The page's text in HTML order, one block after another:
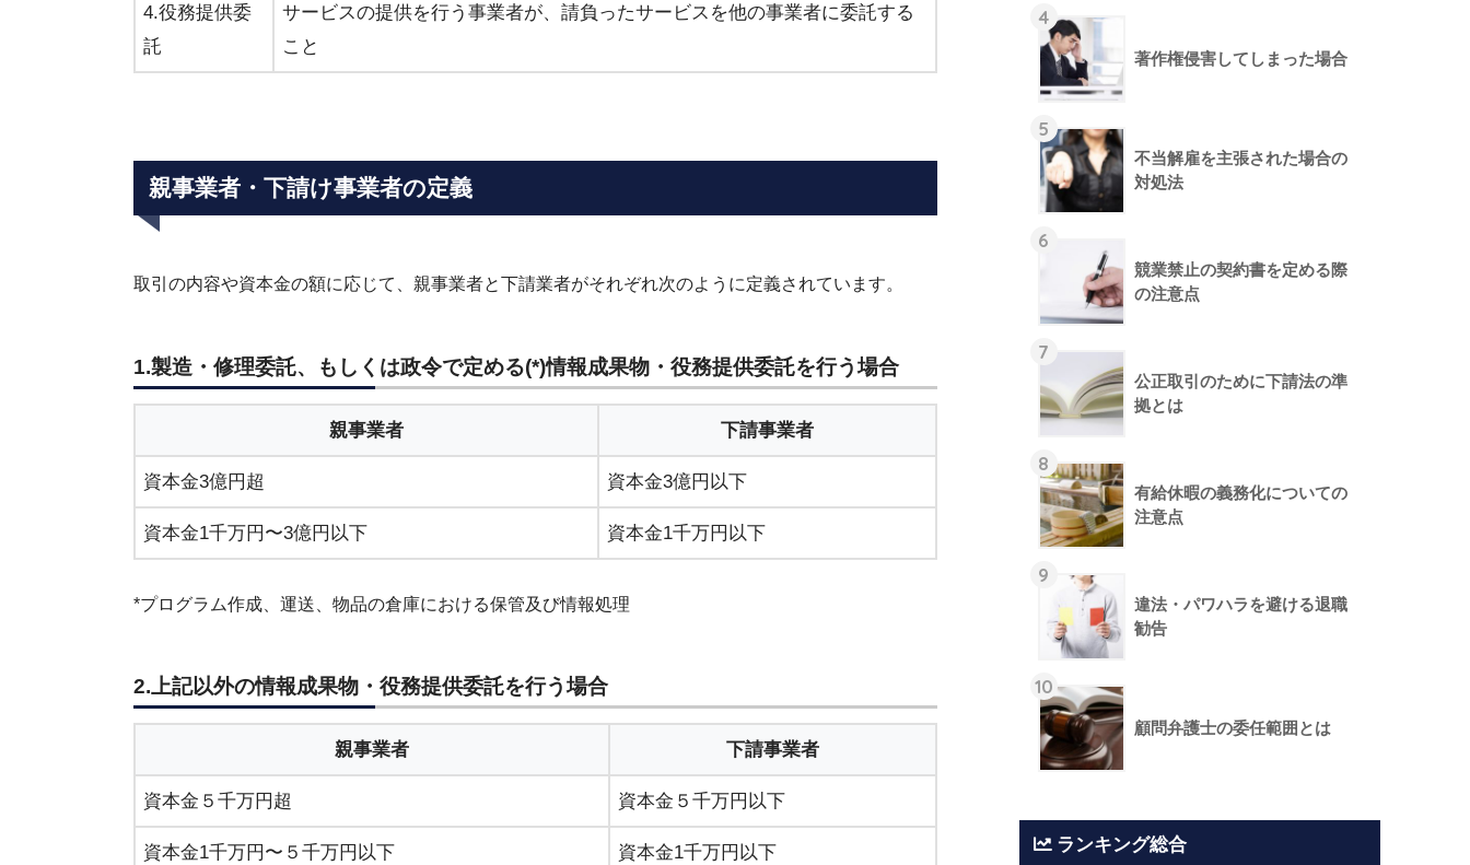
4.役務提供委
託
サービスの提供を行う事業者が、請負ったサービスを他の事業者に委託する
こと
親事業者・下請け事業者の定義
取引の内容や資本金の額に応じて、親事業者と下請業者がそれぞれ次のように定義されています。
1.製造・修理委託、もしくは政令で定める(*)情報成果物・役務提供委託を行う場合
親事業者 下請事業者
資本金3億円超 資本金3億円以下
資本金1千万円〜3億円以下 資本金1千万円以下
*プログラム作成、運送、物品の倉庫における保管及び情報処理
2.上記以外の情報成果物・役務提供委託を行う場合
親事業者 下請事業者
資本金５千万円超 資本金５千万円以下
資本金1千万円〜５千万円以下 資本金1千万円以下
4
著作権侵害してしまった場合
5
不当解雇を主張された場合の
対処法
6
競業禁止の契約書を定める際
の注意点
7
公正取引のために下請法の準
拠とは
8
有給休暇の義務化についての
注意点
9
違法・パワハラを避ける退職
勧告
10
顧問弁護士の委任範囲とは
ランキング総合